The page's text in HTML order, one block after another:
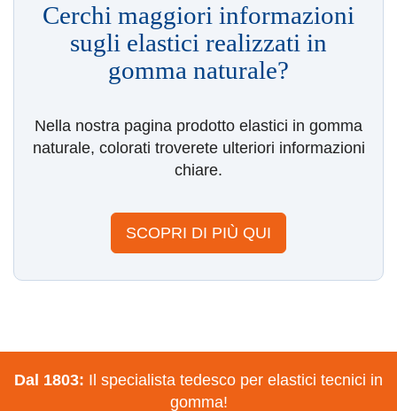
Cerchi maggiori informazioni
sugli elastici realizzati in
gomma naturale?
Nella nostra pagina prodotto elastici in gomma
naturale, colorati troverete ulteriori informazioni
chiare.
SCOPRI DI PIÙ QUI
Dal 1803: Il specialista tedesco per elastici tecnici in
gomma!